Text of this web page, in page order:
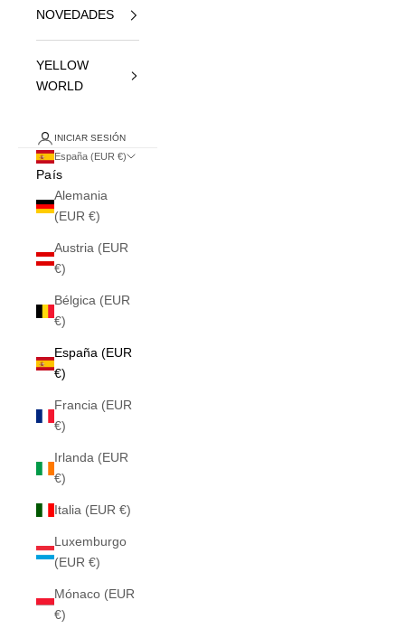
NOVEDADES
YELLOW
WORLD
INICIAR SESIÓN
España (EUR €)
País
Alemania
(EUR €)
Austria (EUR
€)
Bélgica (EUR
€)
España (EUR
€)
Francia (EUR
€)
Irlanda (EUR
€)
Italia (EUR €)
Luxemburgo
(EUR €)
Mónaco (EUR
€)